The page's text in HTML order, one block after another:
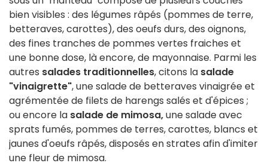
bien visibles : des légumes râpés (pommes de terre,
betteraves, carottes), des oeufs durs, des oignons,
des fines tranches de pommes vertes fraiches et
une bonne dose, là encore, de mayonnaise. Parmi les
autres salades traditionnelles, citons la salade
"vinaigrette", une salade de betteraves vinaigrée et
agrémentée de filets de harengs salés et d'épices ;
ou encore la salade de mimosa,une salade avec
sprats fumés, pommes de terres, carottes, blancs et
jaunes d'oeufs râpés, disposés en strates afin d'imiter
une fleur de mimosa.